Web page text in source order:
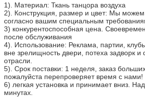
1). Материал: Ткань танцора воздуха
2). Конструкция, размер и цвет: Мы можем
согласно вашим специальным
3) конкурентоспособная цена.
после обслуживания
4). Использование: Реклама, партии,
вне зрелищность двери, потеха задворк и
отрасли.
5). Срок поставки: 1 неделя, заказ
пожалуйста перепроверяет время с нами!
6) легкая установка и принимает вниз.
минутах.